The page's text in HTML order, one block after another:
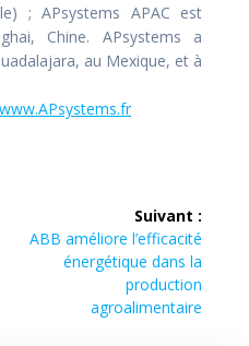
; APsystems APAC est
Chine. APsystems a
au Mexique, et à
www.APsystems.fr
Suivant :
Article
suivant :
ABB améliore l’efficacité
énergétique dans la
production
agroalimentaire